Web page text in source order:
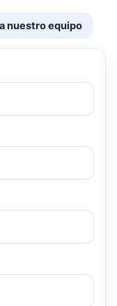
nuestro equipo